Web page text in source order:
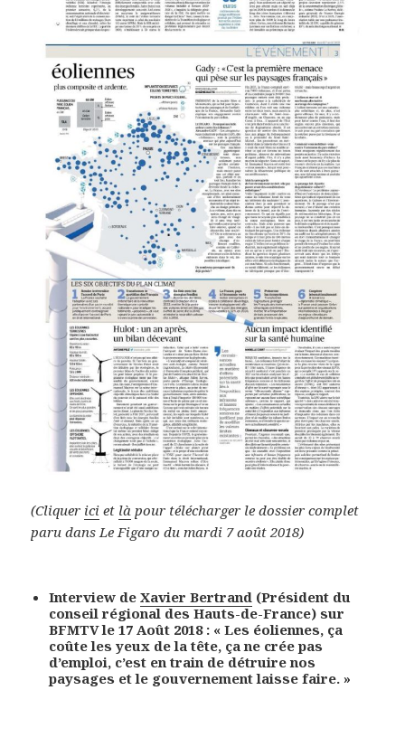
(Cliquer ici et là pour télécharger le dossier complet
paru dans Le Figaro du mardi 7 août 2018)
Interview deXavier Bertrand (Président du
conseil régional des Hauts-de-France) sur
BFMTV le 17 Août 2018 : « Les éoliennes, ça
coûte les yeux de la tête, ça ne crée pas
d’emploi, c’est en train de détruire nos
paysages et le gouvernement laisse faire. »